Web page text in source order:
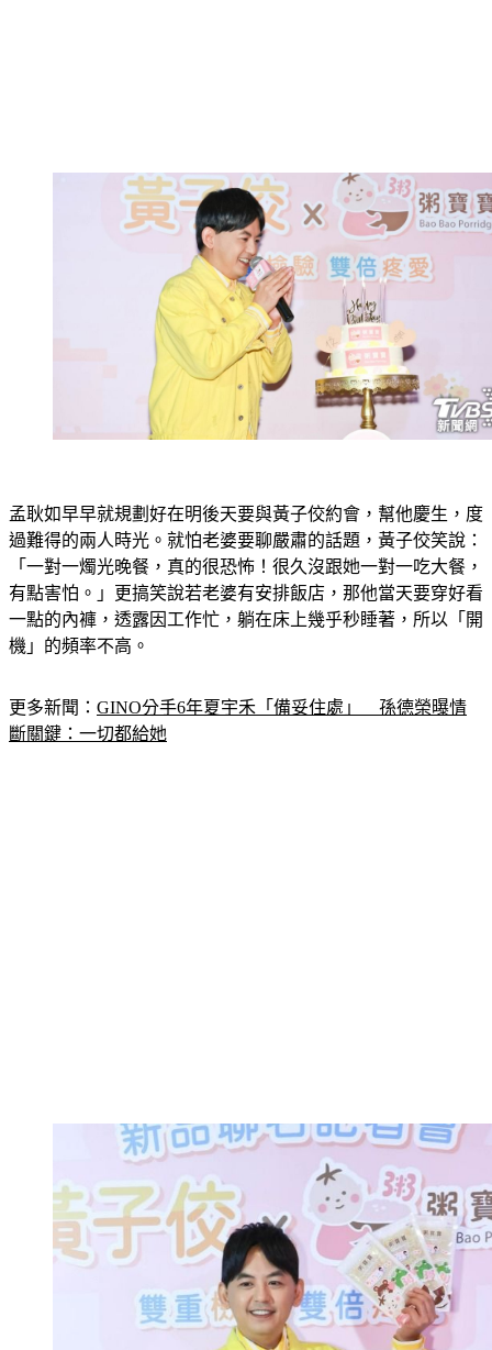
孟耿如早早就規劃好在明後天要與黃子佼約會，幫他慶生，度
過難得的兩人時光。就怕老婆要聊嚴肅的話題，黃子佼笑說：
「一對一燭光晚餐，真的很恐怖！很久沒跟她一對一吃大餐，
有點害怕。」更搞笑說若老婆有安排飯店，那他當天要穿好看
一點的內褲，透露因工作忙，躺在床上幾乎秒睡著，所以「開
機」的頻率不高。
更多新聞： GINO分手6年夏宇禾「備妥住處」　孫德榮曝情
斷關鍵：一切都給她